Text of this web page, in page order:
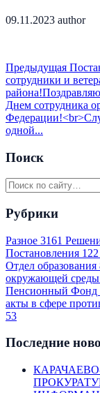
09.11.2023 author
Предыдущая
сотрудники и
Днем сотрудника
одной...
Поиск
Рубрики
Разное 3161
Постановления 122
Отдел образования
окружающей среды
Пенсионный
акты в сфере
53
Последние